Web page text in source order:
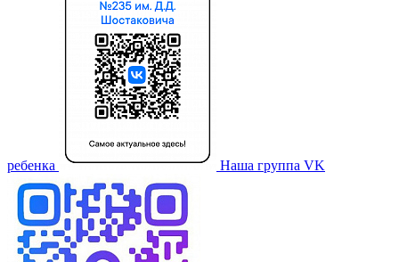
ребенка Наша группа VK